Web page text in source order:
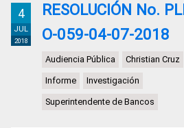
4
JUL
2018
RESOLUCIÓN No.
O-059-04-07-2018
Audiencia Pública Christian Cruz
Informe Investigación
Superintendente de Bancos